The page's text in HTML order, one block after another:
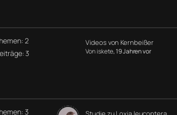
2
3
Videos von Kernbeißer
Von iskete, 19 Jahren vor
3